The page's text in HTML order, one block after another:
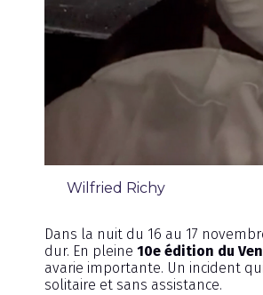
Wilfried Richy
Dans la nuit du 16 au 17
dur. En pleine 10e édition du
avarie importante. Un incident
solitaire et sans assistance.